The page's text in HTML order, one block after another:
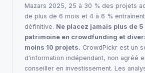
Mazars 2025, 25 à 30 % des projets
de plus de 6 mois et 4 à 6 %
définitive. Ne placez jamais plus de 5
patrimoine en crowdfunding et
moins 10 projets. CrowdPickr est un
d'information indépendant, non agréé
conseiller en investissement. Les